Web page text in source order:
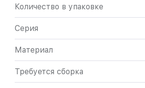
Количество в упаковке
Серия
Материал
Требуется сборка